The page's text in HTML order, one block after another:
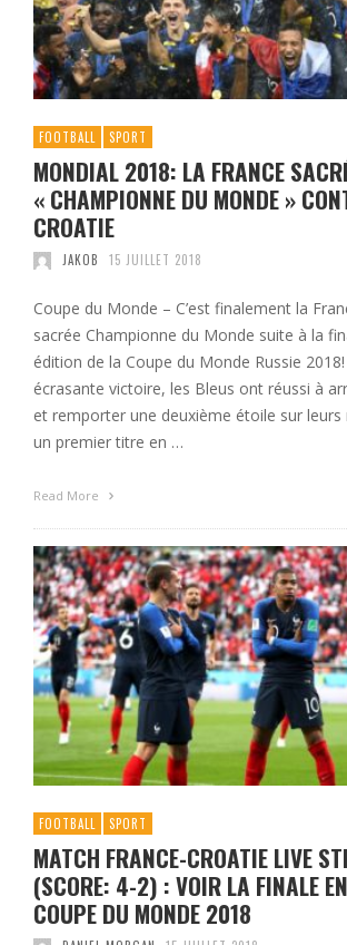
FOOTBALL SPORT
MONDIAL 2018: LA FRANCE
« CHAMPIONNE DU MONDE »
CROATIE
JAKOB 15 JUILLET 2018
Coupe du Monde – C’est finalement la
sacrée Championne du Monde suite à la
édition de la Coupe du Monde Russie
écrasante victoire, les Bleus ont réussi à
et remporter une deuxième étoile sur leurs
un premier titre en …
Read More
FOOTBALL SPORT
MATCH FRANCE-CROATIE LIVE
(SCORE: 4-2) : VOIR LA FINALE
COUPE DU MONDE 2018